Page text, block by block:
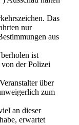
Das
nur
aus
ist
der Polizei
über
zum
an dieser
erwartet